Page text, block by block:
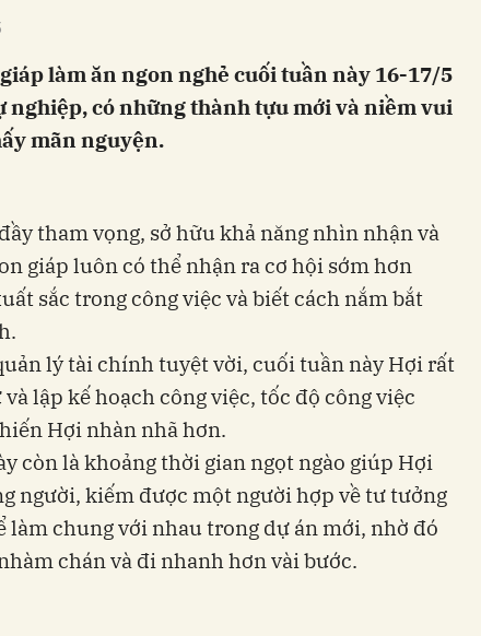
làm ăn ngon nghẻ cuối tuần này 16-17/5
nghiệp, có những thành tựu mới và niềm vui
mãn nguyện.
tham vọng, sở hữu khả năng nhìn nhận và
giáp luôn có thể nhận ra cơ hội sớm hơn
sắc trong công việc và biết cách nắm bắt
lý tài chính tuyệt vời, cuối tuần này Hợi rất
lập kế hoạch công việc, tốc độ công việc
Hợi nhàn nhã hơn.
còn là khoảng thời gian ngọt ngào giúp Hợi
người, kiếm được một người hợp về tư tưởng
làm chung với nhau trong dự án mới, nhờ đó
chán và đi nhanh hơn vài bước.